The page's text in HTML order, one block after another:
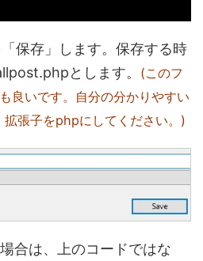
保存」します。保存する時
とします。 (このフ
良いです。自分の分かりやすい
張子をphpにしてください。)
合は、上のコードではな